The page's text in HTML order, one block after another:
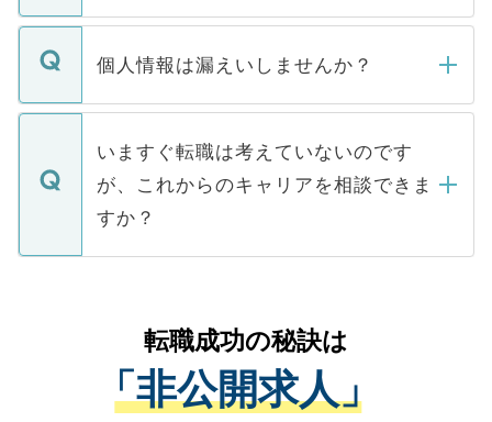
ません。
■応募殺到を避けるため 人気のある医療機
関を公にしてしまうと、応募が殺到する場
に、医療機関が求める条件に合った人材の
みを人材紹介会社に依頼するケースが増え
ています。
転職・入職を強要することは一切ありませ
ん。また、仮に応募先から内定をいただい
定を承諾する必要はありません。内定先へ
の辞退の連絡はキャリアパートナーが行い
個人情報は漏えいしませんか？
個人情報が漏えいすることはありませんの
で、ご安心ください。当サイトからの登録
などで収集したご登録者様の個人情報は、
ご本人のキャリアアップおよび転職活動の
支援を目的に使用いたします。お預かりし
ているすべての個人データはご本人の許可
は、個人情報の取り扱いについての厳密な
管理基準を満たした事業者のみに付与され
る、プライバシーマークを取得済みです。
いますぐ転職は考えていないのです
が、これからのキャリアを相談できま
すか？
かがいして、現在の医療機関の状況や紹介
経験をまじえながら、適切なアドバイスを
させていただきます。すぐにご転職をされ
ない方には、長期的なサポートが可能です
転職成功の秘訣は
「非公開求人」